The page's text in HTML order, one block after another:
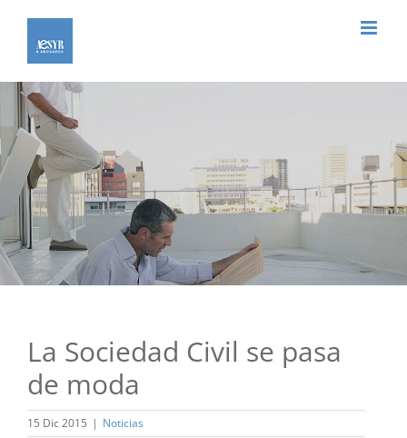
contenido
La Sociedad Civil se pasa
de moda
15 Dic 2015 | Noticias